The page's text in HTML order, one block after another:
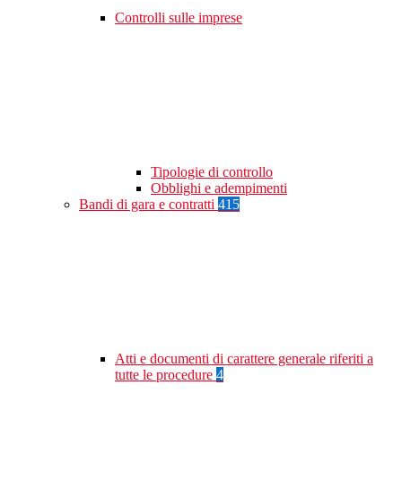
Controlli sulle imprese
Tipologie di controllo
Obblighi e adempimenti
Bandi di gara e contratti 415
Atti e documenti di carattere generale riferiti a
tutte le procedure 4